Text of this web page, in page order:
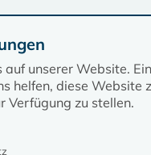
auf unserer Website.
helfen, diese Website
Verfügung zu stellen.